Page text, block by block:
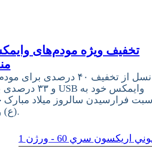
تخفیف ویژه مودم‌های
ایرانسل از تخفیف ۴۰ درصدی
فرارسیدن سالروز میلاد
(ع) و روز پدر خبر داد.
اريكسون سري 60 - ورژن 1